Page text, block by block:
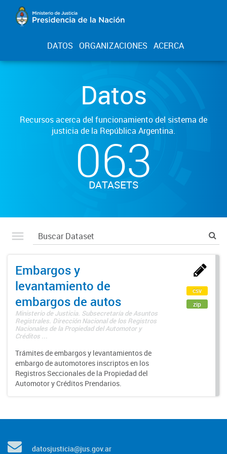
DATOS ORGANIZACIONES ACERCA
Datos
Recursos acerca del funcionamiento del sistema de
justicia de la República Argentina.
063
DATASETS
Embargos y
levantamiento de
embargos de autos
Ministerio de Justicia. Subsecretaría de Asuntos
Registrales. Dirección Nacional de los Registros
Nacionales de la Propiedad del Automotor y
Créditos ...
Trámites de embargos y levantamientos de
embargo de automotores inscriptos en los
Registros Seccionales de la Propiedad del
Automotor y Créditos Prendarios.
csv
zip
datosjusticia@jus.gov.ar